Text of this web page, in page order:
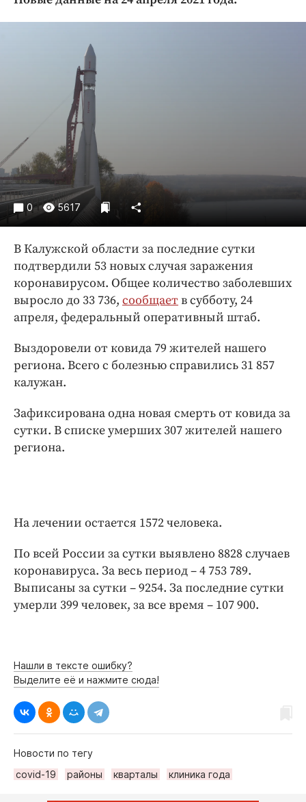
Криминал
Недвижимость и ЖКХ
Образование
Общество
Погода
Праздники
Происшествия
Спорт
Экономика и бизнес
ПРОЕКТЫ
Блоги
Издания
Медиаперсона
Интересное чтиво
Бренд года
Работодатель года
0 5617
В Калужской области за последние сутки
подтвердили 53 новых случая заражения
коронавирусом. Общее количество заболевших
выросло до 33 736, сообщает в субботу, 24
апреля, федеральный оперативный штаб.
Выздоровели от ковида 79 жителей нашего
региона. Всего с болезнью справились 31 857
калужан.
Зафиксирована одна новая смерть от ковида за
сутки. В списке умерших 307 жителей нашего
региона.
На лечении остается 1572 человека.
По всей России за сутки выявлено 8828 случаев
коронавируса. За весь период – 4 753 789.
Выписаны за сутки – 9254. За последние сутки
умерли 399 человек, за все время – 107 900.
Нашли в тексте ошибку?
Выделите её и нажмите сюда!
Новости по тегу
covid-19
районы кварталы клиника года